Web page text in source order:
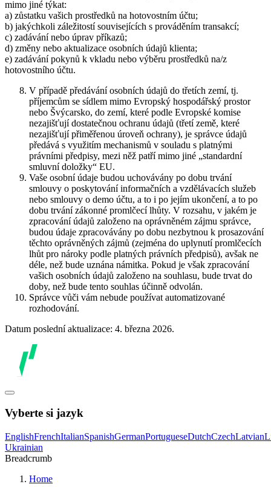
mimo jiné týkat:
a) zůstatku vašich prostředků na hotovostním účtu;
b) jakýchkoli záležitostí souvisejících s prováděním transakcí;
c) zadávání nebo úprav příkazů;
d) změny nebo aktualizace osobních údajů klienta;
e) zadávání pokynů k vkladu nebo výběru prostředků na/z
hotovostního účtu.
V případě předávání osobních údajů do třetích zemí, tj.
příjemcům se sídlem mimo Evropský hospodářský prostor
nebo Švýcarsko, do zemí, které podle Evropské komise
nezajišťují dostatečnou ochranu údajů (třetí země, které
nezajišťují přiměřenou úroveň ochrany), je správce údajů
předává s využitím mechanismů v souladu s platnými
právními předpisy, mezi něž patří mimo jiné „standardní
smluvní doložky“ EU.
Vaše osobní údaje budou uchovávány po dobu trvání
smlouvy o poskytování informačních a vzdělávacích služeb
nebo smlouvy o demo účtu, a to i po jejím ukončení, a to po
dobu trvání zákonné promlčecí lhůty. V rozsahu, v jakém je
zpracování údajů založeno na oprávněném zájmu správce,
budou údaje zpracovávány po dobu nezbytnou k prosazování
těchto oprávněných zájmů (zejména do uplynutí promlčecích
lhůt pro nároky podle platných právních předpisů), avšak ne
déle, než bude uznána námitka. Pokud je však zpracování
vašich osobních údajů založeno na souhlasu, bude trvat do
doby, než bude tento souhlas účinně odvolán.
Správce vůči vám nebude používat automatizované
rozhodování.
Datum poslední aktualizace: 4. března 2026.
Vyberte si jazyk
EnglishFrenchItalianSpanishGermanPortugueseDutchCzechLatvian
Ukrainian
Breadcrumb
Home